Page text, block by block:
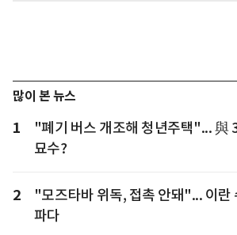
많이 본 뉴스
1
"폐기 버스 개조해 청년주택"... 與
묘수?
2
"모즈타바 위독, 접촉 안돼"... 이란
파다